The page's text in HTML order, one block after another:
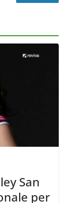
San
per